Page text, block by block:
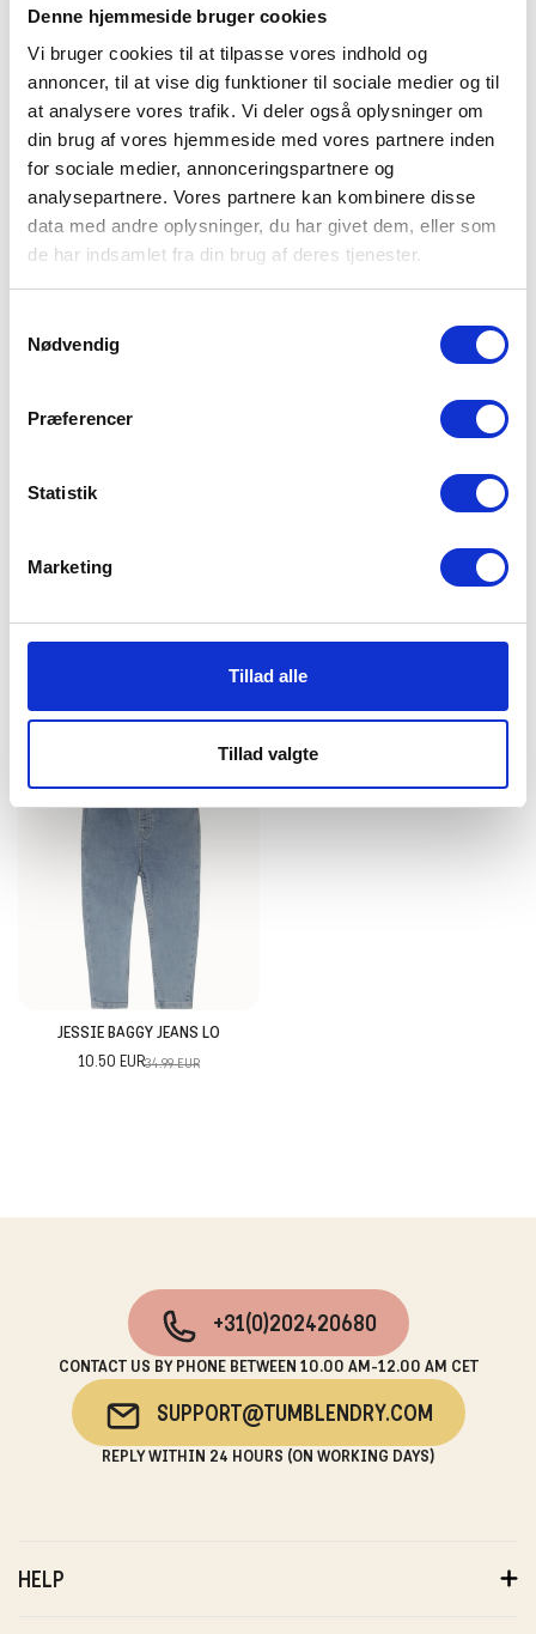
Denne hjemmeside bruger cookies
Vi bruger cookies til at tilpasse vores indhold og
annoncer, til at vise dig funktioner til sociale medier og til
at analysere vores trafik. Vi deler også oplysninger om
din brug af vores hjemmeside med vores partnere inden
for sociale medier, annonceringspartnere og
analysepartnere. Vores partnere kan kombinere disse
data med andre oplysninger, du har givet dem, eller som
de har indsamlet fra din brug af deres tjenester.
Nødvendig
Præferencer
Statistik
Marketing
Tillad alle
Tillad valgte
DIMITRI STRAIGHT JEANS BOYS
MID
20 EUR39.99 EUR
JUENE WIDE JEANS
13.50 EUR44.99 EUR
22.50 EUR44.99 EUR
JULES STRAIGHT JEANS LO
JESSIE BAGGY JEANS LO
10.50 EUR34.99 EUR
+31(0)202420680
CONTACT US BY PHONE BETWEEN 10.00 AM-12.00 AM CET
SUPPORT@TUMBLENDRY.COM
REPLY WITHIN 24 HOURS (ON WORKING DAYS)
HELP